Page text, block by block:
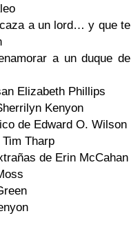
a un lord… y que te
a un duque de
Elizabeth Phillips
Kenyon
de Edward O. Wilson
Tharp
de Erin McCahan